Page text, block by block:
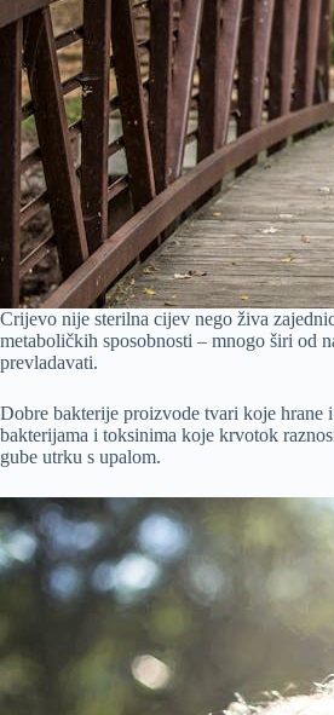
Crijevo nije sterilna cijev nego živa
metaboličkih sposobnosti – mnogo širi od
prevladavati.
Dobre bakterije proizvode tvari koje hrane
bakterijama i toksinima koje krvotok
gube utrku s upalom.